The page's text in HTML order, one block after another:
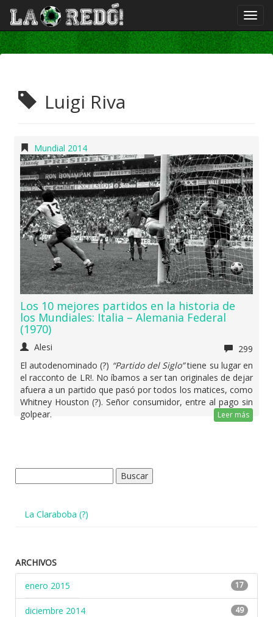
Luigi Riva
Mundial 2014
Los 10 mejores partidos en la historia de
los Mundiales: Italia – Alemania Federal
(1970)
Alesi
299
El autodenominado (?) “Partido del Siglo”tiene su lugar en
el racconto de LR!. No íbamos a ser tan originales de dejar
afuera a un partido que pasó por todos los matices, como
Whitney Houston (?). Señor consumidor, entre al pago sin
golpear.
Leer más
La Claraboba (?)
ARCHIVOS
enero 2015
17
diciembre 2014 49